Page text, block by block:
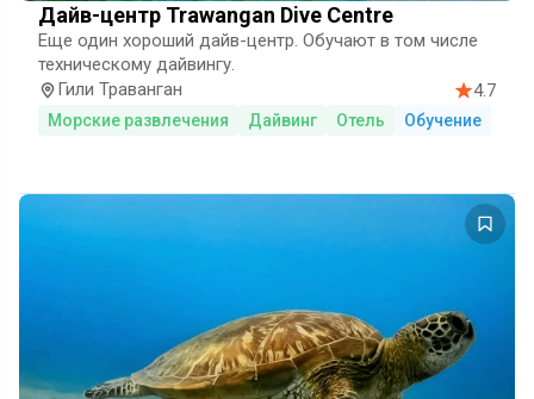
Дайв-центр Trawangan Dive Centre
Еще один хороший дайв-центр. Обучают в том числе
техническому дайвингу.
Гили Траванган
4.7
Морские развлечения Дайвинг Отель Обучение